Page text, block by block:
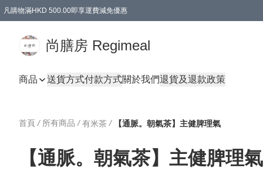
凡購物滿HKD 500.00即享運費減免優惠
尚膳房 Regimeal
商品 送貨方式付款方式關於我們退貨及退款政策
首頁 / 所有商品 / 有米茶 / 【通脈。朝氣茶】主健脾理氣
【通脈。朝氣茶】主健脾理氣